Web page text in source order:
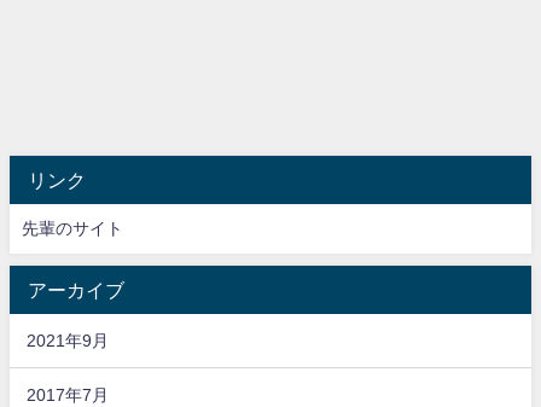
リンク
先輩のサイト
アーカイブ
2021年9月
2017年7月